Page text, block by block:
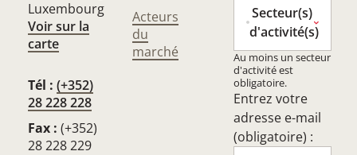
Luxembourg
Voir sur la
carte
Tél : (+352)
28 228 228
Fax : (+352)
28 228 229
Acteurs
du
marché
Secteur(s)
d'activité(s)
Au moins un secteur
d'activité est
obligatoire.
Entrez votre
adresse e-mail
(obligatoire) :